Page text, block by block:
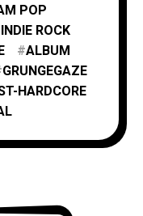
POP
INDIE ROCK
ALBUM
GRUNGEGAZE
HARDCORE